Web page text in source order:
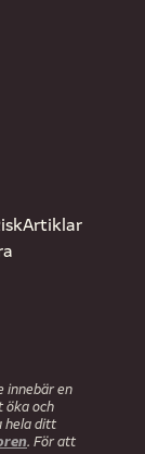
Artiklar
innebär en
öka och
hela ditt
. För att